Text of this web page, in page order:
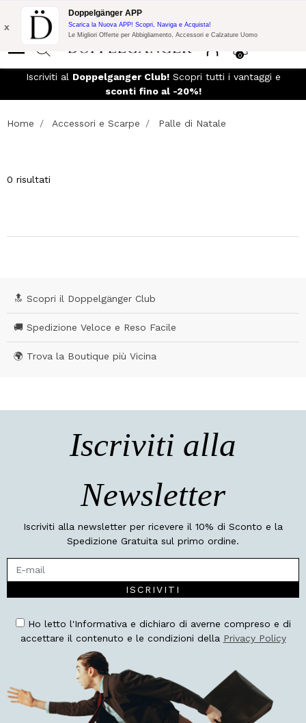
Promo Flash:
10% di Extra Sconto su 300€ di Acquisto con codice:
DOPPEL300
0
x
Doppelgänger APP
Scarica la Nuova APP! Scopri, Naviga e Acquista!
Le Migliori Offerte per Abbigliamento, Accessori e Calzature Uomo
Iscriviti al Doppelganger Club!Scopri tutti i vantaggi e
sconti fino al -20%!
Home Accessori e Scarpe Palle di Natale
0 risultati
🔝 Scopri il Doppelgänger Club
🚚 Spedizione Veloce e Reso Facile
🌍 Trova la Boutique più Vicina
Iscriviti alla
Newsletter
Iscriviti alla newsletter per ricevere il 10% di Sconto e la
Spedizione Gratuita sul primo ordine.
ISCRIVITI
Ho letto l'Informativa e dichiaro di averne compreso e di
accettare il contenuto e le condizioni della Privacy Policy